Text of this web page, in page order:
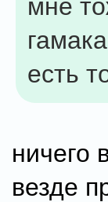
мне
есть
ничего
везде